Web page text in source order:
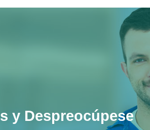
y Despreocúpese